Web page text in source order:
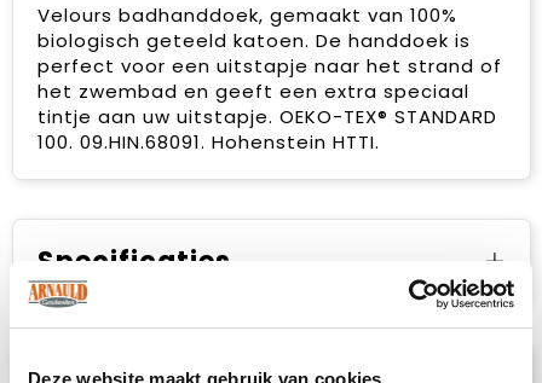
Deze website maakt gebruik van cookies
Velours badhanddoek, gemaakt van 100%
biologisch geteeld katoen. De handdoek is
perfect voor een uitstapje naar het strand of
het zwembad en geeft een extra speciaal
tintje aan uw uitstapje. OEKO-TEX® STANDARD
100. 09.HIN.68091. Hohenstein HTTI.
Specificaties